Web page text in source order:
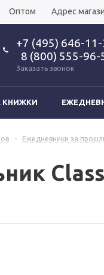
Оптом Адрес
+7 (495) 646-
8 (800) 555-96-
Заказать звонок
КНИЖКИ
- Ежедневники за